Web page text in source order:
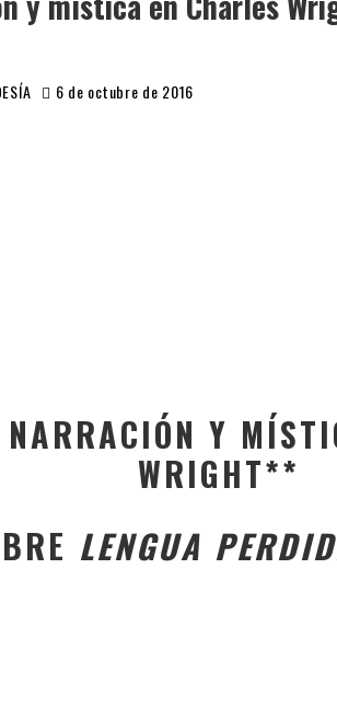
6 de octubre de 2016
Y
WRIGHT**
LENGUA